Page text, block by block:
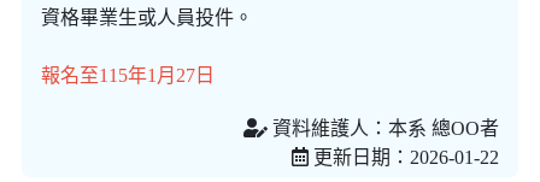
資格畢業生或人員投件。
報名至115年1月27日
資料維護人：本系 總OO者
更新日期：2026-01-22